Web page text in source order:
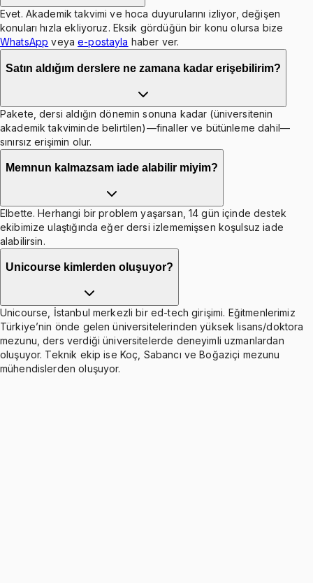
Evet. Akademik takvimi ve hoca duyurularını izliyor, değişen
konuları hızla ekliyoruz. Eksik gördüğün bir konu olursa bize
WhatsApp veya e-postayla haber ver.
Satın aldığım derslere ne zamana kadar erişebilirim?
Pakete, dersi aldığın dönemin sonuna kadar (üniversitenin
akademik takviminde belirtilen)—finaller ve bütünleme dahil—
sınırsız erişimin olur.
Memnun kalmazsam iade alabilir miyim?
Elbette. Herhangi bir problem yaşarsan, 14 gün içinde destek
ekibimize ulaştığında eğer dersi izlememişsen koşulsuz iade
alabilirsin.
Unicourse kimlerden oluşuyor?
Unicourse, İstanbul merkezli bir ed-tech girişimi. Eğitmenlerimiz
Türkiye’nin önde gelen üniversitelerinden yüksek lisans/doktora
mezunu, ders verdiği üniversitelerde deneyimli uzmanlardan
oluşuyor. Teknik ekip ise Koç, Sabancı ve Boğaziçi mezunu
mühendislerden oluşuyor.